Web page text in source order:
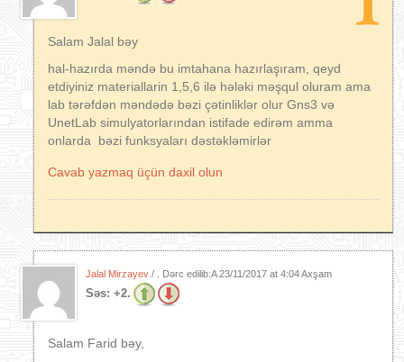
Salam Jalal bəy
hal-hazırda məndə bu imtahana hazırlaşıram, qeyd
etdiyiniz materiallarin 1,5,6 ilə hələki məşqul oluram ama
lab tərəfdən məndədə bəzi çətinliklər olur Gns3 və
UnetLab simulyatorlarından istifade edirəm amma
onlarda bəzi funksyaları dəstəkləmirlər
Cavab yazmaq üçün daxil olun
Jalal Mirzayev / . Dərc edilib:A23/11/2017 at 4:04 Axşam
Səs: +2.
Salam Farid bəy,